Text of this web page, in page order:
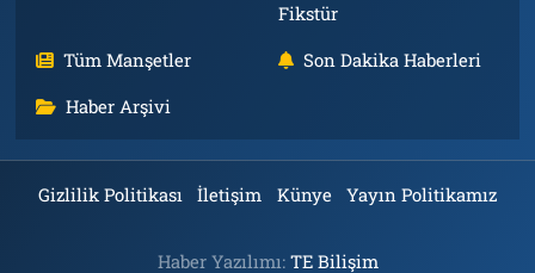
Fikstür
Tüm Manşetler
Son Dakika Haberleri
Haber Arşivi
Gizlilik Politikası İletişim Künye Yayın Politikamız
Haber Yazılımı: TE Bilişim